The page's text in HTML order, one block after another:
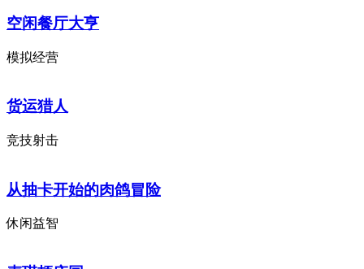
空闲餐厅大亨
模拟经营
货运猎人
竞技射击
从抽卡开始的肉鸽冒险
休闲益智